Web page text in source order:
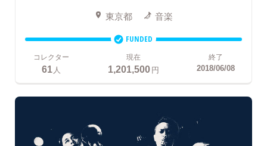
東京都 音楽
FUNDED
コレクター
61 人
現在
1,201,500円
終了
2018/06/08